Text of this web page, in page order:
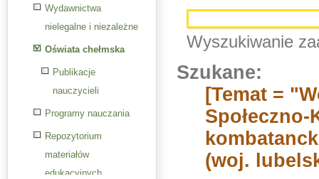
Wydawnictwa
nielegalne i niezależne
Oświata chełmska
Publikacje
nauczycieli
Programy nauczania
Repozytorium
materiałów
edukacyjnych
Wyszukiwanie
Szukane:
[Temat =
(woj.